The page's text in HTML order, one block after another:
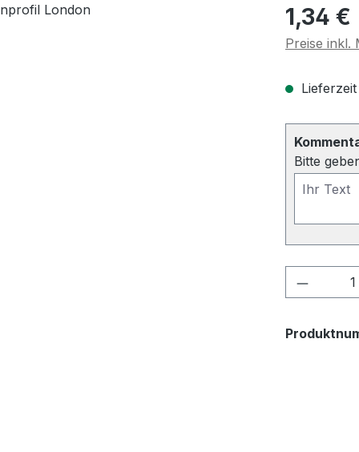
Regulärer
1,34 €
Preise inkl.
Bitte